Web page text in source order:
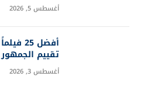
أغسطس 5, 2026
تقييم الجمهور 2026
أغسطس 3, 2026